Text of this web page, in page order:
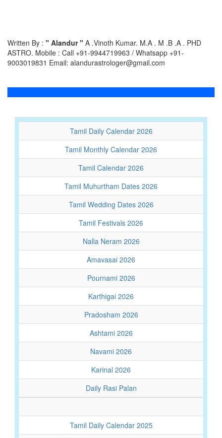
Written By : " Alandur " A .Vinoth Kumar. M.A . M .B .A . PHD
ASTRO. Mobile : Call +91-9944719963 / Whatsapp +91-
9003019831 Email: alandurastrologer@gmail.com
Tamil Daily Calendar 2026
Tamil Monthly Calendar 2026
Tamil Calendar 2026
Tamil Muhurtham Dates 2026
Tamil Wedding Dates 2026
Tamil Festivals 2026
Nalla Neram 2026
Amavasai 2026
Pournami 2026
Karthigai 2026
Pradosham 2026
Ashtami 2026
Navami 2026
Karinal 2026
Daily Rasi Palan
Tamil Daily Calendar 2025